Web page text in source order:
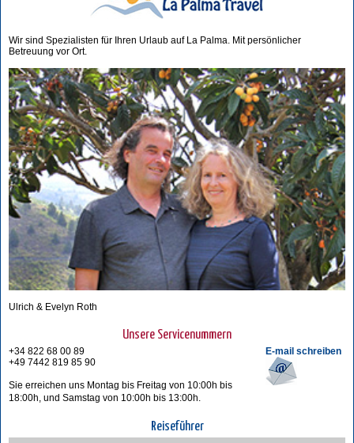
Wir sind Spezialisten für Ihren Urlaub auf La Palma. Mit persönlicher
Betreuung vor Ort.
Ulrich & Evelyn Roth
Unsere Servicenummern
E-mail schreiben
+34 822 68 00 89
+49 7442 819 85 90
Sie erreichen uns Montag bis Freitag von 10:00h bis
18:00h, und Samstag von 10:00h bis 13:00h.
Reiseführer